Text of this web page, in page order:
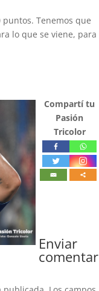
Tenemos que
lo que se viene, para
Compartí tu
Pasión
Tricolor
Enviar
comentar